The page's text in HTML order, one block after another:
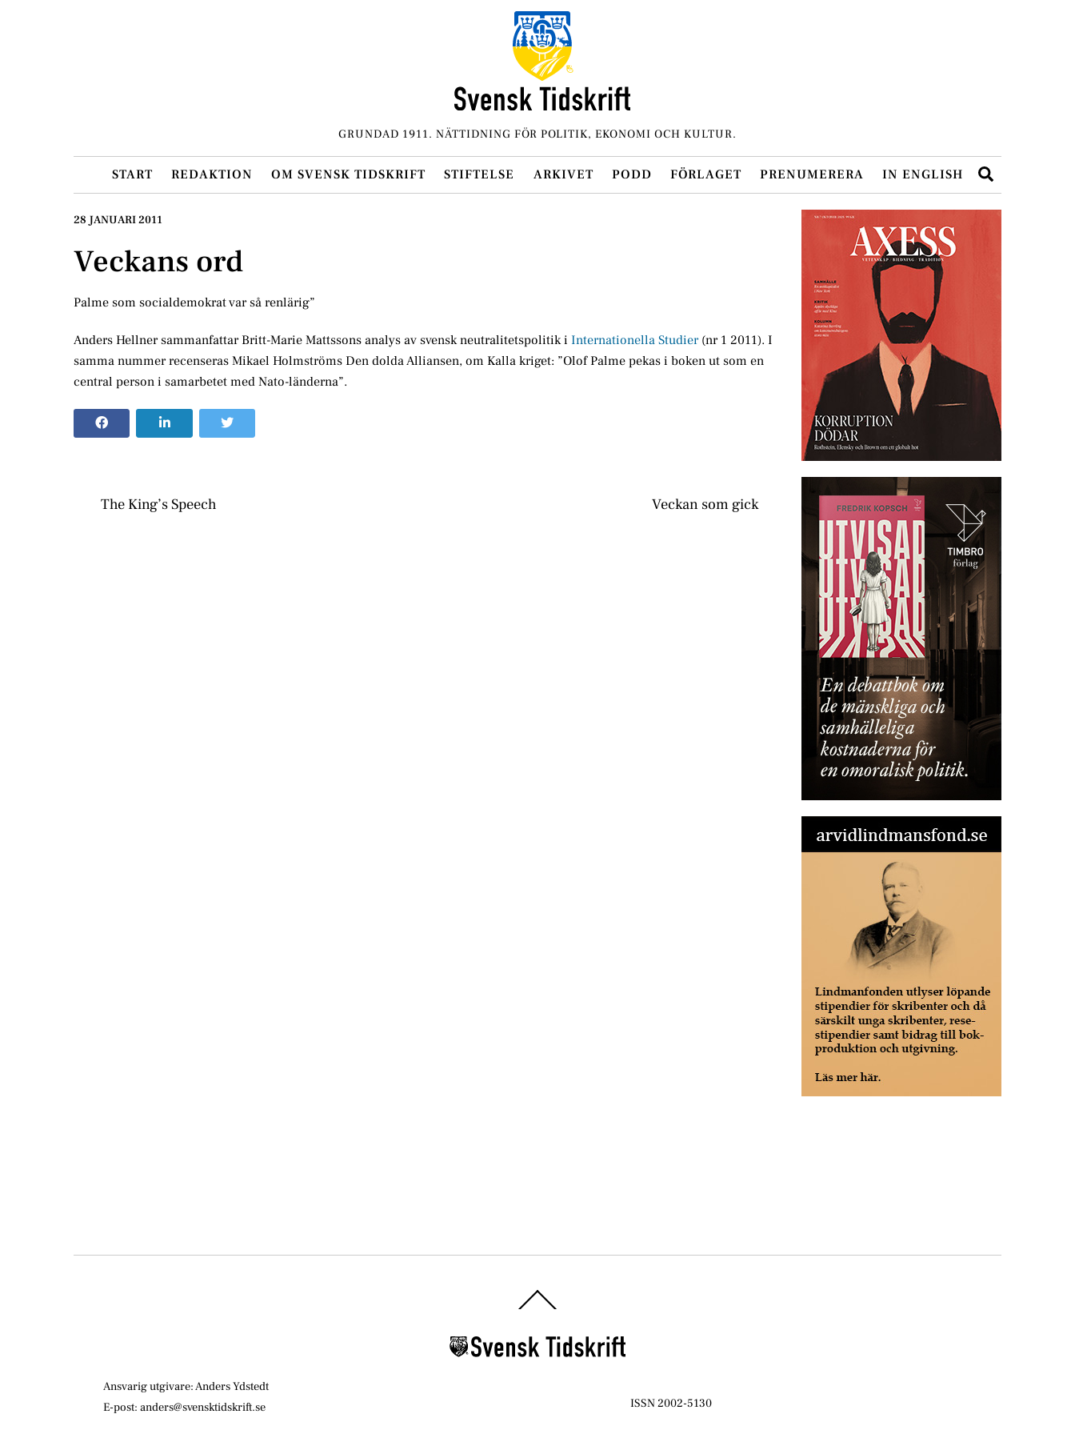
GRUNDAD 1911. NÄTTIDNING FÖR POLITIK, EKONOMI OCH KULTUR.
START REDAKTION OM SVENSK TIDSKRIFT STIFTELSE ARKIVET PODD FÖRLAGET PRENUMERERA IN ENGLISH
28 JANUARI 2011
Veckans ord
Palme som socialdemokrat var så renlärig”
Anders Hellner sammanfattar Britt-Marie Mattssons analys av svensk neutralitetspolitik i Internationella Studier(nr 1 2011). I
samma nummer recenseras Mikael Holmströms Den dolda Alliansen, om Kalla kriget: ”Olof Palme pekas i boken ut som en
central person i samarbetet med Nato-länderna”.
The King’s Speech Veckan som gick
To
Ansvarig utgivare: Anders Ydstedt
E-post: anders@svensktidskrift.se
ISSN 2002-5130